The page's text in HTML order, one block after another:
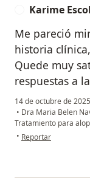
Karime
Me pareció
historia
Quede muy
respuestas a
14 de octubre de 2025
• Dra Maria Belen
Tratamiento para
• en opinión del
Reportar